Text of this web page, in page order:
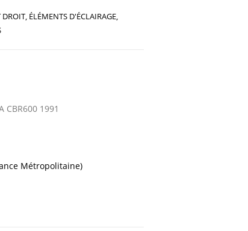
DROIT, ÉLÉMENTS D'ÉCLAIRAGE,
CBR600 1991
Métropolitaine)